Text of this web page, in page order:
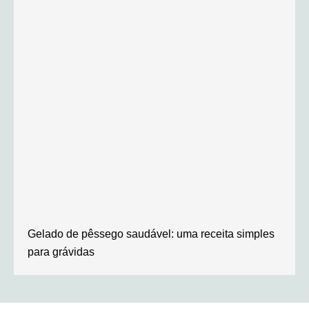
Gelado de pêssego saudável: uma receita simples
para grávidas